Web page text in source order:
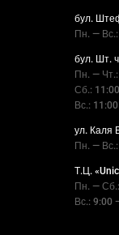
бул.
Пн. —
бул. Шт.
Пн. —
Сб.:
Вс.:
ул. Каля
Пн. —
Т.Ц.
Пн. —
Вс.: 9:00